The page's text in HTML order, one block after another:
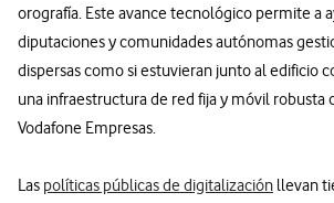
orografía. Este avance tecnológico permite a
diputaciones y comunidades autónomas
dispersas como si estuvieran junto al edificio
una infraestructura de red fija y móvil robusta
Vodafone Empresas.
Las políticas públicas de digitalización llevan